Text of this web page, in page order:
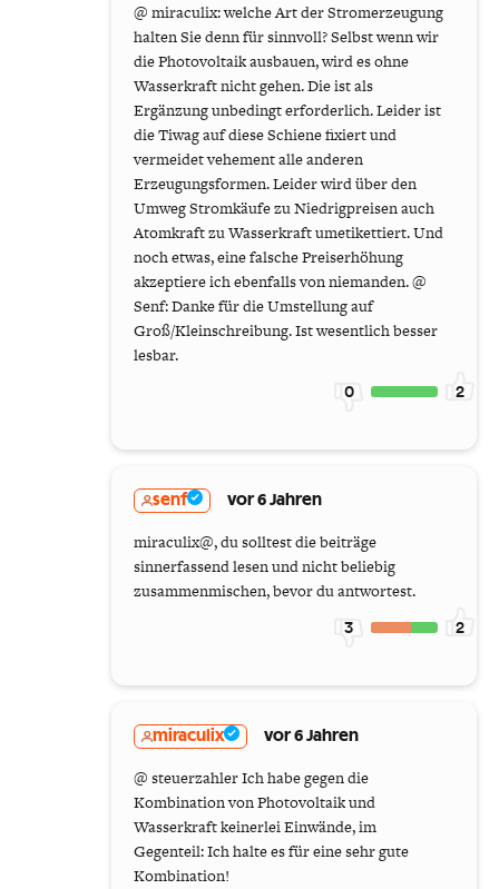
@ miraculix: welche Art der Stromerzeugung
halten Sie denn für sinnvoll? Selbst wenn wir
die Photovoltaik ausbauen, wird es ohne
Wasserkraft nicht gehen. Die ist als
Ergänzung unbedingt erforderlich. Leider ist
die Tiwag auf diese Schiene fixiert und
vermeidet vehement alle anderen
Erzeugungsformen. Leider wird über den
Umweg Stromkäufe zu Niedrigpreisen auch
Atomkraft zu Wasserkraft umetikettiert. Und
noch etwas, eine falsche Preiserhöhung
akzeptiere ich ebenfalls von niemanden. @
Senf: Danke für die Umstellung auf
Groß/Kleinschreibung. Ist wesentlich besser
lesbar.
0 2
senf vor 6 Jahren
miraculix@, du solltest die beiträge
sinnerfassend lesen und nicht beliebig
zusammenmischen, bevor du antwortest.
3 2
miraculix vor 6 Jahren
@ steuerzahler Ich habe gegen die
Kombination von Photovoltaik und
Wasserkraft keinerlei Einwände, im
Gegenteil: Ich halte es für eine sehr gute
Kombination!